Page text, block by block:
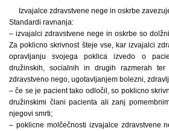
Izvajalce zdravstvene nege in oskrbe
Standardi ravnanja:
– izvajalci zdravstvene nege in oskrbe so
Za poklicno skrivnost šteje vse, kar izvajalci
opravljanju svojega poklica izvedo o
družinskih, socialnih in drugih razmerah
zdravstveno nego, ugotavljanjem bolezni,
– če se je pacient tako odločil, so poklicno
družinskimi člani pacienta ali zanj
njegovi smrti;
– poklicne molčečnosti izvajalce zdravstvene